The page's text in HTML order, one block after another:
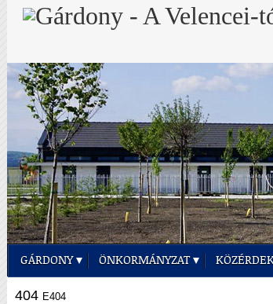
GÁRDONY ÖNKORMÁNYZAT
404 E404